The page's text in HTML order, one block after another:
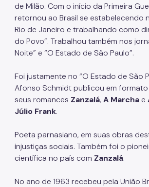
de Milão. Com o início da Primeira
retornou ao Brasil se estabelecendo
Rio de Janeiro e trabalhando como
do Povo”. Trabalhou também nos
Noite” e “O Estado de São Paulo”.
Foi justamente no “O Estado de São
Afonso Schmidt publicou em
seus romances Zanzalá, A Marchae
Júlio Frank.
Poeta parnasiano, em suas obras
injustiças sociais. Também foi o
científica no país com Zanzalá.
No ano de 1963 recebeu pela União